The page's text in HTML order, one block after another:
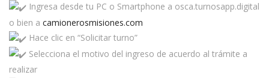
Ingresa desde tu PC o Smartphone a osca.turnosapp.digital
o bien a camionerosmisiones.com
Hace clic en “Solicitar turno”
Selecciona el motivo del ingreso de acuerdo al trámite a
realizar